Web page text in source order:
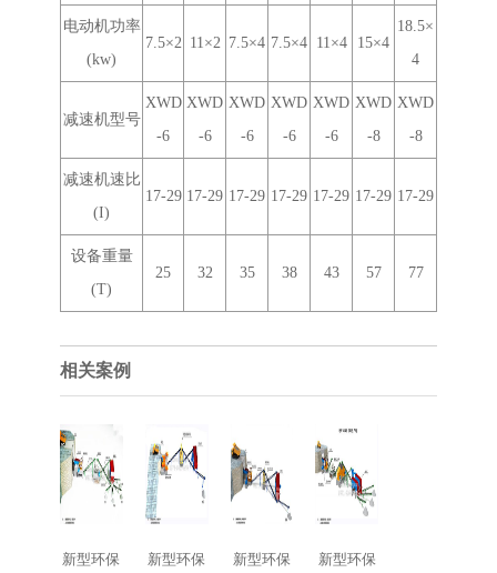
电动机功率
(kw)
7.5×2 11×2 7.5×4 7.5×4 11×4 15×4
18.5×
4
减速机型号
XWD
-6
XWD
-6
XWD
-6
XWD
-6
XWD
-6
XWD
-8
XWD
-8
减速机速比
(I)
17-29 17-29 17-29 17-29 17-29 17-29 17-29
设备重量
(T)
25 32 35 38 43 57 77
相关案例
新型环保
新型环保
新型环保
新型环保